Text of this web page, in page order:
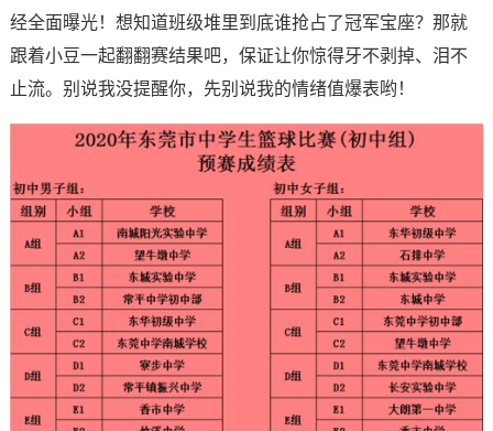
经全面曝光！想知道班级堆里到底谁抢占了冠军宝座？那就
跟着小豆一起翻翻赛结果吧，保证让你惊得牙不剥掉、泪不
止流。别说我没提醒你，先别说我的情绪值爆表哟！